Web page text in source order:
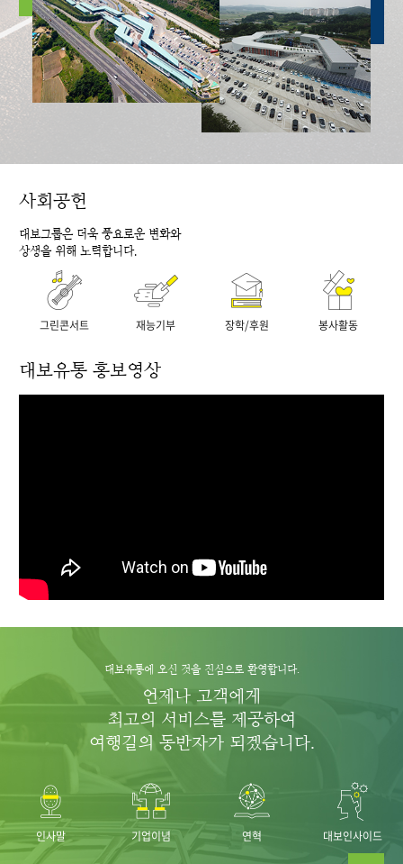
사회공헌
대보그룹은 더욱 풍요로운 변화와
상생을 위해 노력합니다.
그린콘서트 재능기부 장학/후원 봉사활동
대보유통 홍보영상
대보유통에 오신 것을 진심으로 환영합니다.
언제나 고객에게
최고의 서비스를 제공하여
여행길의 동반자가 되겠습니다.
인사말 기업이념 연혁 대보인사이드